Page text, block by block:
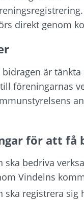
direkt genom
är
föreningarnas
för att få
ska bedriva
Vindelns
ska registrera